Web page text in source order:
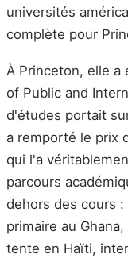
universités
complète pour
À Princeton, elle a
of Public and
d'études portait
a remporté le prix
qui l'a
parcours
dehors des cours
primaire au
tente en Haïti,